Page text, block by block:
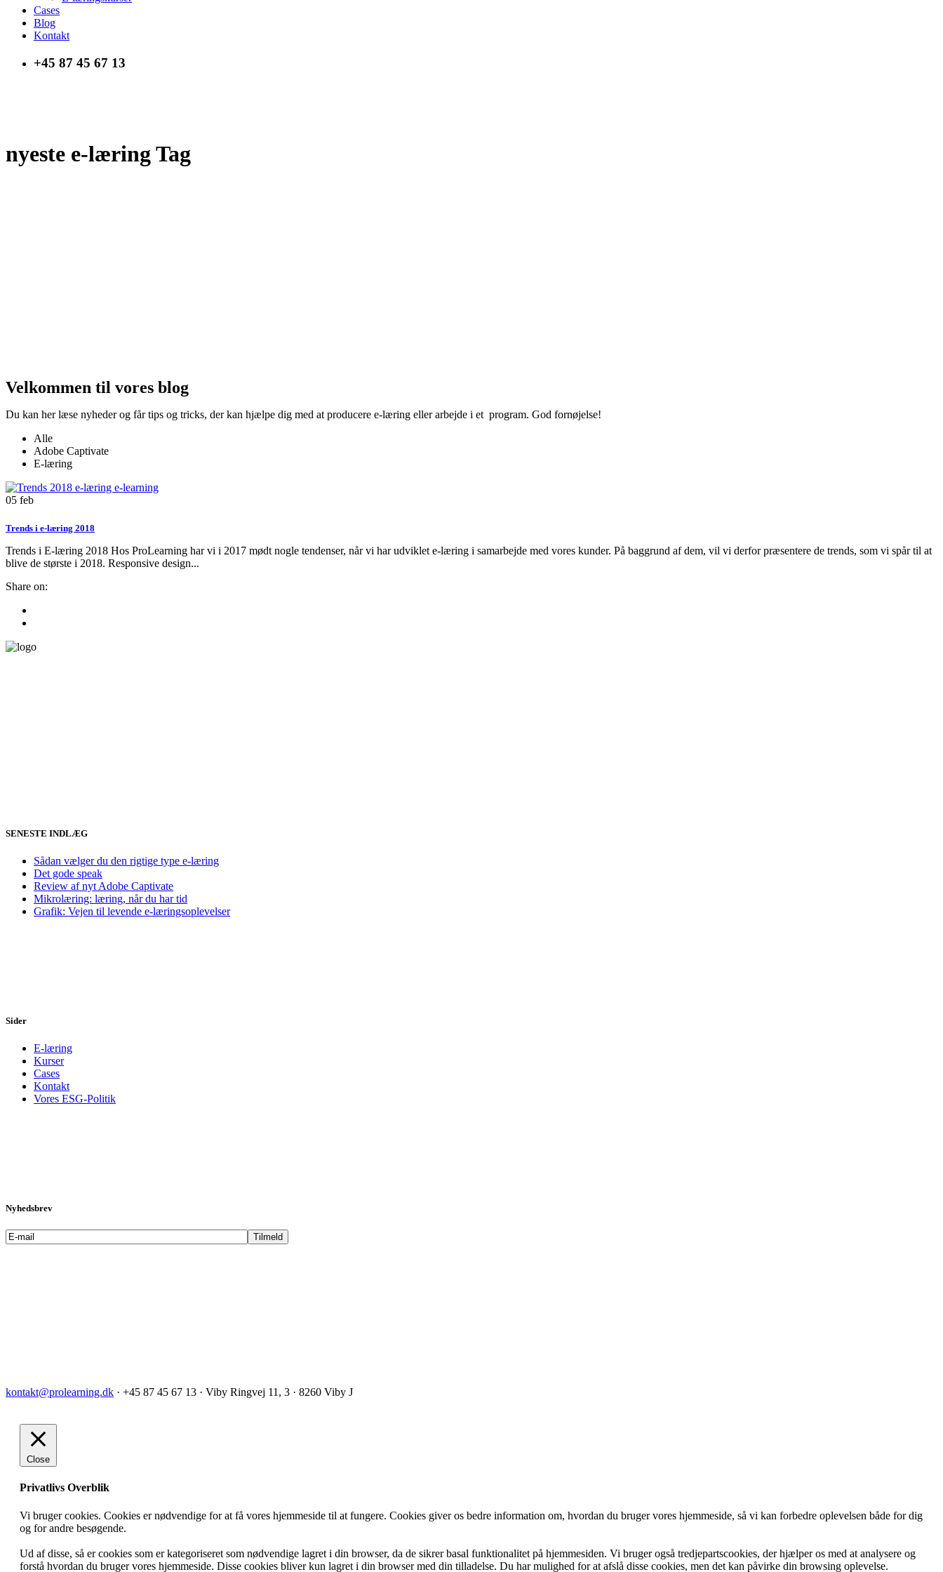
Cases
Blog
Kontakt
+45 87 45 67 13
nyeste e-læring Tag
Velkommen til vores blog
Du kan her læse nyheder og får tips og tricks, der kan hjælpe dig med at producere e-læring eller arbejde i et program. God fornøjelse!
Alle
Adobe Captivate
E-læring
05 feb
Trends i e-læring 2018
Trends i E-læring 2018 Hos ProLearning har vi i 2017 mødt nogle tendenser, når vi har udviklet e-læring i samarbejde med vores kunder. På baggrund af dem, vil vi derfor præsentere de trends, som vi spår til at
blive de største i 2018. Responsive design...
Share on:
SENESTE INDLÆG
Sådan vælger du den rigtige type e-læring
Det gode speak
Review af nyt Adobe Captivate
Mikrolæring: læring, når du har tid
Grafik: Vejen til levende e-læringsoplevelser
Sider
E-læring
Kurser
Cases
Kontakt
Vores ESG-Politik
Nyhedsbrev
kontakt@prolearning.dk · +45 87 45 67 13 · Viby Ringvej 11, 3 · 8260 Viby J
Close
Privatlivs Overblik
Vi bruger cookies. Cookies er nødvendige for at få vores hjemmeside til at fungere. Cookies giver os bedre information om, hvordan du bruger vores hjemmeside, så vi kan forbedre oplevelsen både for dig
og for andre besøgende.
Ud af disse, så er cookies som er kategoriseret som nødvendige lagret i din browser, da de sikrer basal funktionalitet på hjemmesiden. Vi bruger også tredjepartscookies, der hjælper os med at analysere og
forstå hvordan du bruger vores hjemmeside. Disse cookies bliver kun lagret i din browser med din tilladelse. Du har mulighed for at afslå disse cookies, men det kan påvirke din browsing oplevelse.